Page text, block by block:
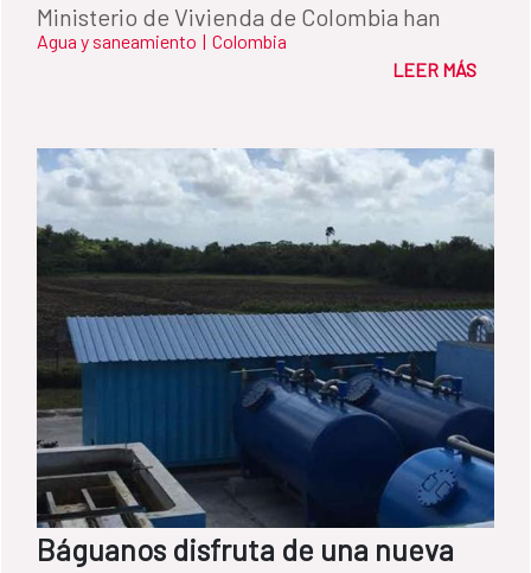
Ministerio de Vivienda de Colombia han
hecho una inversión de más de tres millones
vida la población.
Agua y saneamiento | Colombia
LEER MÁS
Báguanos disfruta de una nueva